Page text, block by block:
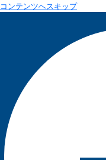
コンテンツへスキップ